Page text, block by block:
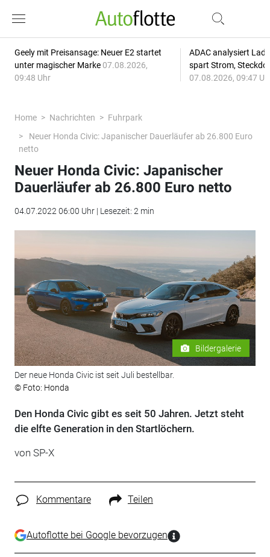
Geely mit Preisansage: Neuer E2 startet
unter magischer Marke 07.08.2026,
09:48 Uhr
ADAC analysiert
spart Strom,
07.08.2026, 09:47
Home Nachrichten
Fuhrpark
Neuer Honda Civic: Japanischer Dauerläufer ab 26.800 Euro
netto
Neuer Honda Civic: Japanischer
Dauerläufer ab 26.800 Euro netto
04.07.2022 06:00 Uhr | Lesezeit: 2 min
Bildergalerie
Der neue Honda Civic ist seit Juli bestellbar.
© Foto: Honda
Den Honda Civic gibt es seit 50 Jahren. Jetzt steht
die elfte Generation in den Startlöchern.
von SP-X
Kommentare Teilen
Autoflotte bei Google bevorzugen